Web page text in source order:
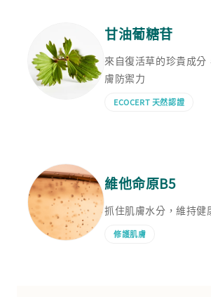
甘油葡糖苷
來自復活草的珍貴成分
膚防禦力
ECOCERT 天然認證
維他命原B5
抓住肌膚水分，維持健
修護肌膚